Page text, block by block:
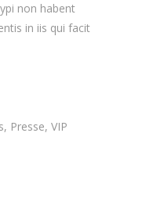
non habent
in iis qui facit
Presse, VIP